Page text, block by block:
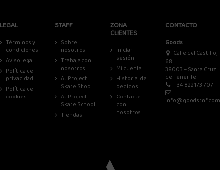
LEGAL
Términos y
condiciones
Aviso legal
Política de
privacidad
Política de
cookies
STAFF
Sobre
nosotros
Trabaja con
nosotros
AJ Project
Skate Shop
AJ Project
Skate School
Tiendas
ZONA
CLIENTES
Iniciar
sesión
Mi cuenta
Historial de
pedidos
Contacte
con
nosotros
CONTACTO
Goods
Calle del Castillo,
68
38003 – Santa Cruz
de Tenerife
+34 822 173 707
info@goodstnf.com